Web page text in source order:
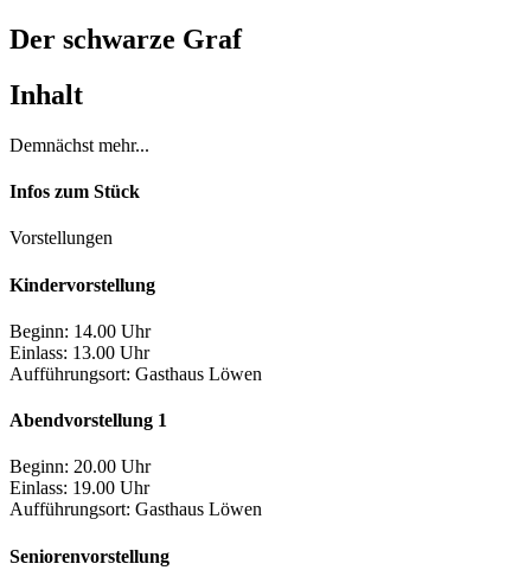
Der schwarze Graf
Inhalt
Demnächst mehr...
Infos zum Stück
Vorstellungen
Kindervorstellung
Beginn: 14.00 Uhr
Einlass: 13.00 Uhr
Aufführungsort: Gasthaus Löwen
Abendvorstellung 1
Beginn: 20.00 Uhr
Einlass: 19.00 Uhr
Aufführungsort: Gasthaus Löwen
Seniorenvorstellung